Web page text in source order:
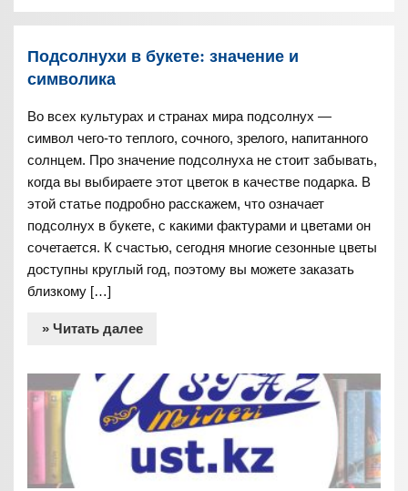
Подсолнухи в букете: значение и
символика
Во всех культурах и странах мира подсолнух —
символ чего-то теплого, сочного, зрелого, напитанного
солнцем. Про значение подсолнуха не стоит забывать,
когда вы выбираете этот цветок в качестве подарка. В
этой статье подробно расскажем, что означает
подсолнух в букете, с какими фактурами и цветами он
сочетается. К счастью, сегодня многие сезонные цветы
доступны круглый год, поэтому вы можете заказать
близкому […]
» Читать далее